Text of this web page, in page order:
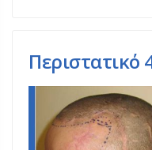
Περιστατικό